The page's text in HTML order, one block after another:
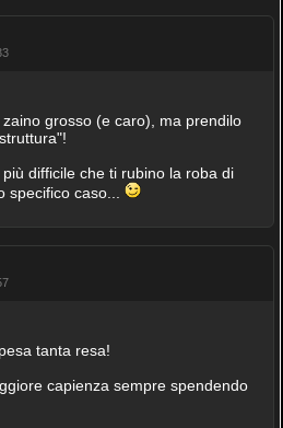
grosso (e caro), ma prendilo
difficile che ti rubino la roba di
specifico caso...
tanta resa!
capienza sempre spendendo